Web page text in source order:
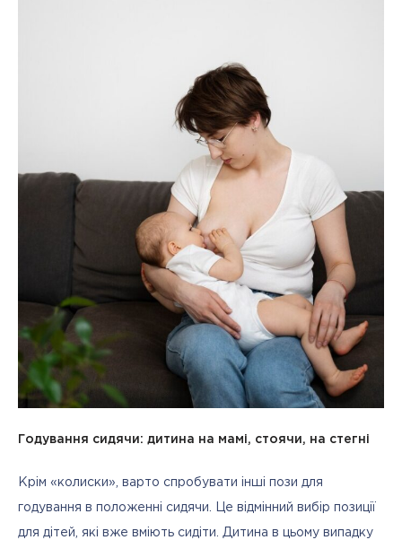
Годування сидячи: дитина на мамі, стоячи, на стегні
Крім «колиски», варто спробувати інші пози для
годування в положенні сидячи. Це відмінний вибір позиції
для дітей, які вже вміють сидіти. Дитина в цьому випадку